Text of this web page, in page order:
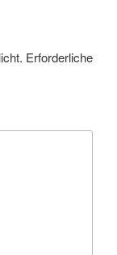
Erforderliche